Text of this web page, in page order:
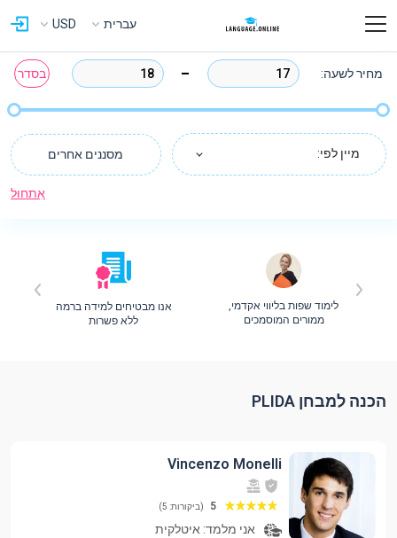
עברית USD
אִתחוּל
מחיר לשעה: בסדר
מיין לפי: מסננים אחרים
לימוד שפות בליווי אקדמי,
ממורים המוסמכים
אנו מבטיחים למידה ברמה
ללא פשרות
הכנה למבחן PLIDA
Vincenzo Monelli
5 (ביקורות: 5)
אני מלמד: איטלקית